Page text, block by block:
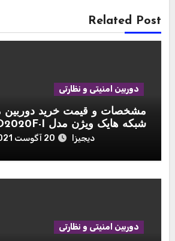
Related Post
دوربین امنیتی و نظارتی
مشخصات و قیمت خرید دوربین
شبکه هایک ویژن مدل DS-2CD2020F-I
دیجیزا 20 آگوست 2021
دوربین امنیتی و نظارتی